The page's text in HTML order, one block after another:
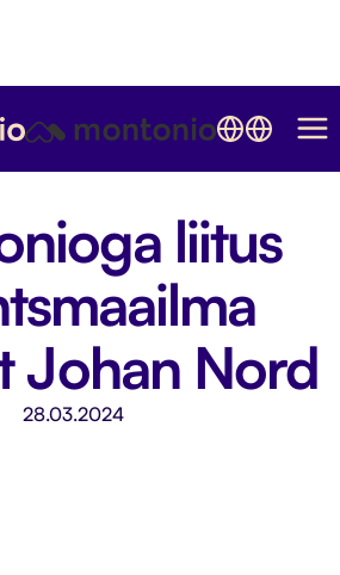
liitus
Johan Nord
28.03.2024